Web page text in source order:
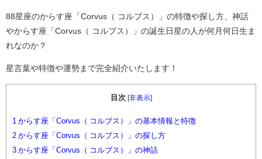
88星座のからす座「Corvus（ コルブス）」の特徴や探し方、神話
やからす座「Corvus（ コルブス）」の誕生日星の人が何月何日生ま
れなのか？
星言葉や特徴や運勢まで完全紹介いたします！
目次 非表示]
1 からす座「Corvus（ コルブス）」の基本情報と特徴
2 からす座「Corvus（ コルブス）」の探し方
3 からす座「Corvus（ コルブス）」の神話